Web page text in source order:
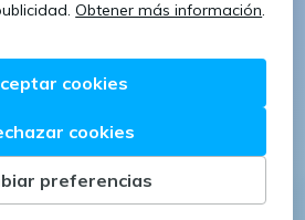
1 número